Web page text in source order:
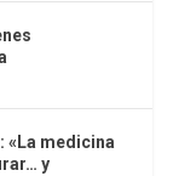
«La medicina
y